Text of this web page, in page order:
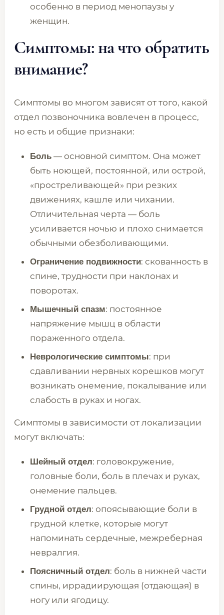
особенно в период менопаузы у
женщин.
Симптомы: на что обратить
внимание?
Симптомы во многом зависят от того, какой
отдел позвоночника вовлечен в процесс,
но есть и общие признаки:
Боль — основной симптом. Она может
быть ноющей, постоянной, или острой,
«простреливающей» при резких
движениях, кашле или чихании.
Отличительная черта — боль
усиливается ночью и плохо снимается
обычными обезболивающими.
Ограничение подвижности: скованность в
спине, трудности при наклонах и
поворотах.
Мышечный спазм: постоянное
напряжение мышц в области
пораженного отдела.
Неврологические симптомы: при
сдавливании нервных корешков могут
возникать онемение, покалывание или
слабость в руках и ногах.
Симптомы в зависимости от локализации
могут включать:
Шейный отдел: головокружение,
головные боли, боль в плечах и руках,
онемение пальцев.
Грудной отдел: опоясывающие боли в
грудной клетке, которые могут
напоминать сердечные, межреберная
невралгия.
Поясничный отдел: боль в нижней части
спины, иррадиирующая (отдающая) в
ногу или ягодицу.